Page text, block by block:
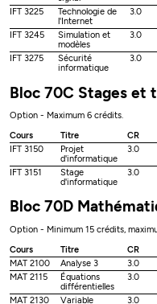
IFT 3225
Technologie de
l'Internet
3.0
IFT 3245
Simulation et
modèles
3.0
IFT 3275
Sécurité
informatique
3.0
Bloc 70C Stages et
Option - Maximum 6 crédits.
Cours
Titre
CR
IFT 3150
Projet
d'informatique
3.0
IFT 3151
Stage
d'informatique
3.0
Bloc 70D
Option - Minimum 15 crédits,
Cours
Titre
CR
MAT 2100
Analyse 3
3.0
MAT 2115
Équations
différentielles
3.0
MAT 2130
Variable
3.0